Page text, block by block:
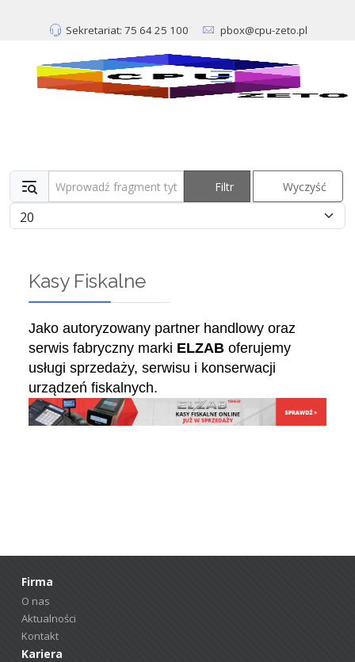
Sekretariat: 75 64 25 100 pbox@cpu-zeto.pl
Wprowadź fragment tytułu Filtr Wyczyść
Pokaż #
Kasy Fiskalne
Jako autoryzowany partner handlowy oraz
serwis fabryczny marki ELZAB oferujemy
usługi sprzedaży, serwisu i konserwacji
urządzeń fiskalnych.
Firma
O nas
Aktualności
Kontakt
Kariera